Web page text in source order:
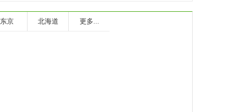
东京 北海道 更多...